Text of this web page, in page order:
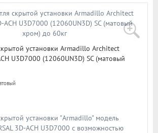
установки Armadillo Architect
U3D7000 (12060UN3D) SC (матовый
установки "Armadillo" модель
3D-ACH U3D7000 с возможностью